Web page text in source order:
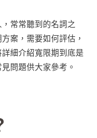
，常常聽到的名詞之
案，需要如何評估，
細介紹寬限期到底是
問題供大家參考。